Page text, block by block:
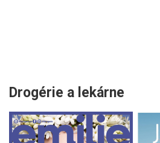
Drogérie a lekárne